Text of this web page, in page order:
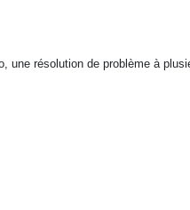
une résolution de problème à